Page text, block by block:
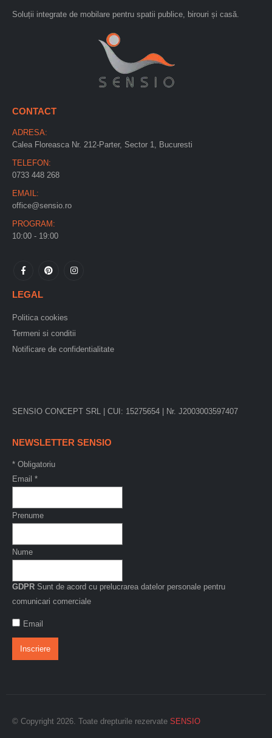
Soluții integrate de mobilare pentru spatii publice, birouri și casă.
CONTACT
ADRESA:
Calea Floreasca Nr. 212-Parter, Sector 1, Bucuresti
TELEFON:
0733 448 268
EMAIL:
office@sensio.ro
PROGRAM:
10:00 - 19:00
LEGAL
Politica cookies
Termeni si conditii
Notificare de confidentialitate
SENSIO CONCEPT SRL | CUI: 15275654 | Nr. J2003003597407
NEWSLETTER SENSIO
* Obligatoriu
Email *
Prenume
Nume
GDPR Sunt de acord cu prelucrarea datelor personale pentru
comunicari comerciale
Email
© Copyright 2026. Toate drepturile rezervate SENSIO